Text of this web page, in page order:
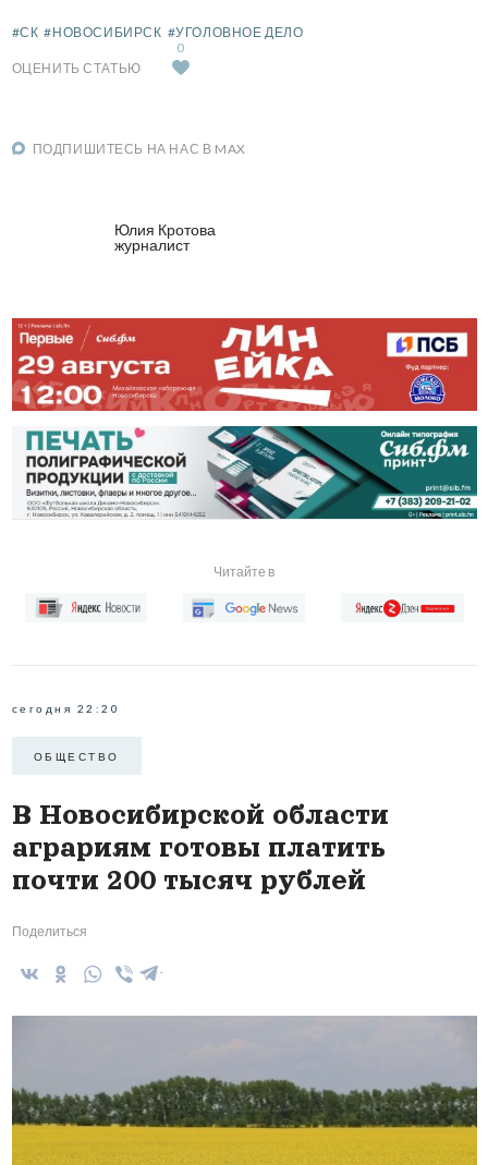
#СК #НОВОСИБИРСК #УГОЛОВНОЕ ДЕЛО
ОЦЕНИТЬ СТАТЬЮ
0
ПОДПИШИТЕСЬ НА НАС В MAX
Юлия Кротова
журналист
Читайте в
сегодня 22:20
ОБЩЕСТВО
В Новосибирской области
аграриям готовы платить
почти 200 тысяч рублей
Поделиться